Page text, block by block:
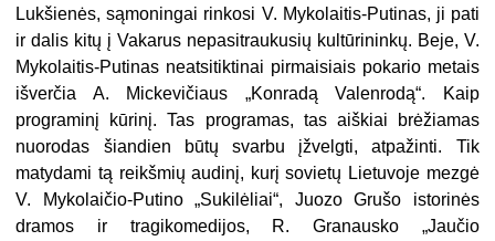
Lukšienės, sąmoningai rinkosi V. Mykolaitis-Putinas, ji pati
ir dalis kitų į Vakarus nepasitraukusių kultūrininkų. Beje, V.
Mykolaitis-Putinas neatsitiktinai pirmaisiais pokario metais
išverčia A. Mickevičiaus „Konradą Valenrodą“. Kaip
programinį kūrinį. Tas programas, tas aiškiai brėžiamas
nuorodas šiandien būtų svarbu įžvelgti, atpažinti. Tik
matydami tą reikšmių audinį, kurį sovietų Lietuvoje mezgė
V. Mykolaičio-Putino „Sukilėliai“, Juozo Grušo istorinės
dramos ir tragikomedijos, R. Granausko „Jaučio